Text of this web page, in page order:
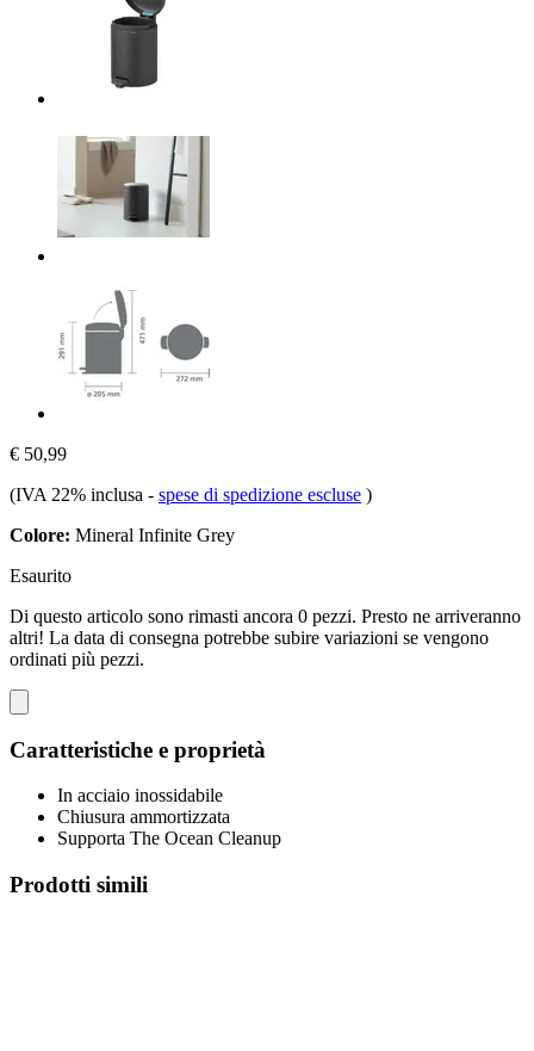
€ 50,99
(IVA 22% inclusa - spese di spedizione escluse )
Colore: Mineral Infinite Grey
Esaurito
Di questo articolo sono rimasti ancora 0 pezzi. Presto ne arriveranno
altri! La data di consegna potrebbe subire variazioni se vengono
ordinati più pezzi.
Caratteristiche e proprietà
In acciaio inossidabile
Chiusura ammortizzata
Supporta The Ocean Cleanup
Prodotti simili